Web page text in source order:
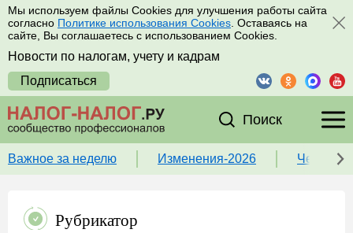
Мы используем файлы Cookies для улучшения работы сайта
согласно Политике использования Cookies . Оставаясь на
сайте, Вы соглашаетесь с использованием Cookies.
Новости по налогам, учету и кадрам
Подписаться
Поиск
Важное за неделю Изменения-2026 Чек-
Рубрикатор